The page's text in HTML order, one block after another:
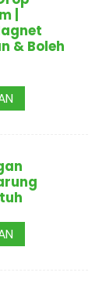
|
& Boleh